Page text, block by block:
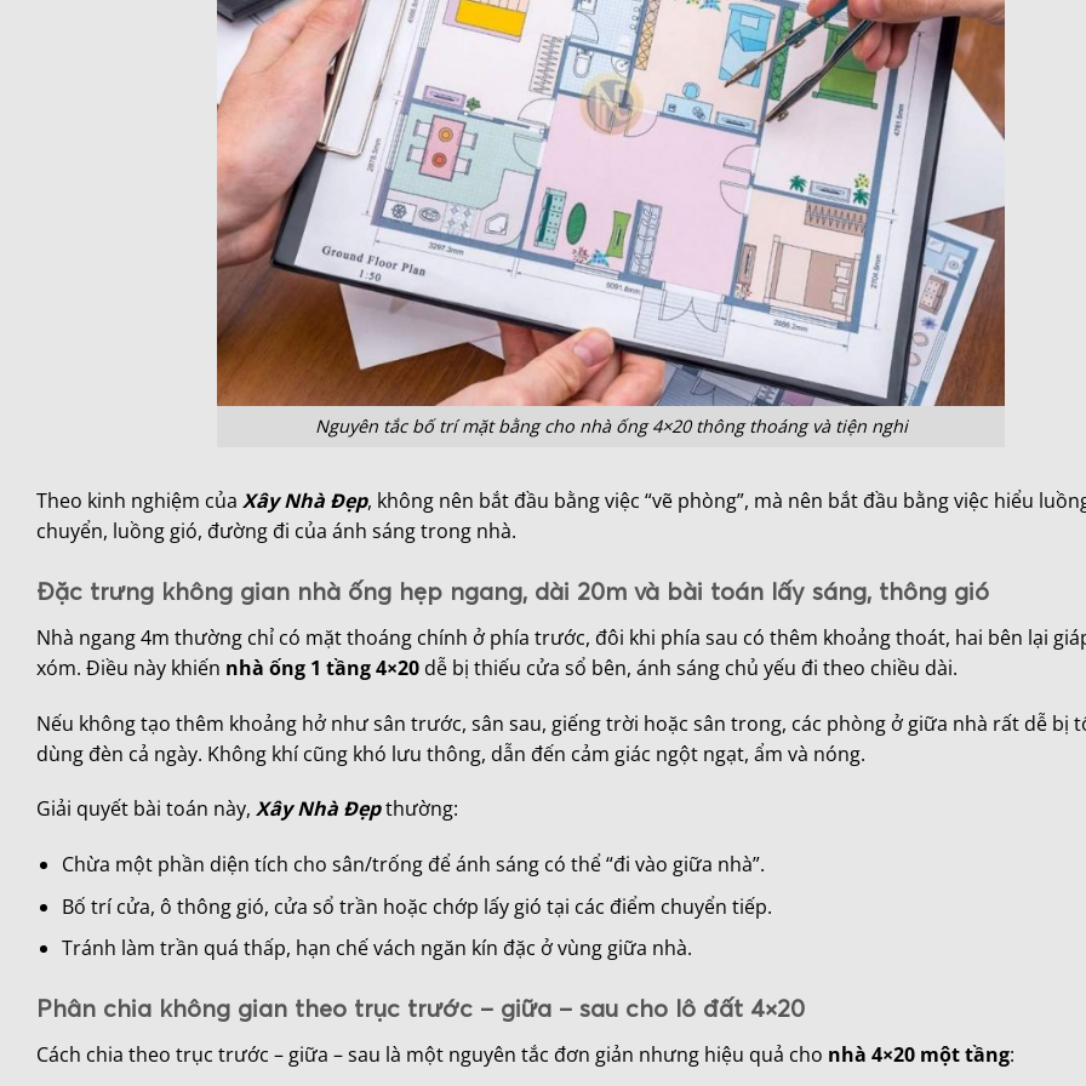
Nguyên tắc bố trí mặt bằng cho nhà ống 4×20 thông thoáng và tiện nghi
Theo kinh nghiệm của Xây Nhà Đẹp, không nên bắt đầu bằng việc “vẽ phòng”, mà nên bắt đầu bằng việc hiểu
chuyển, luồng gió, đường đi của ánh sáng trong nhà.
Đặc trưng không gian nhà ống hẹp ngang, dài 20m và bài toán lấy sáng, thông gió
Nhà ngang 4m thường chỉ có mặt thoáng chính ở phía trước, đôi khi phía sau có thêm khoảng thoát, hai bên lại
xóm. Điều này khiến nhà ống 1 tầng 4×20 dễ bị thiếu cửa sổ bên, ánh sáng chủ yếu đi theo chiều dài.
Nếu không tạo thêm khoảng hở như sân trước, sân sau, giếng trời hoặc sân trong, các phòng ở giữa nhà rất dễ bị
dùng đèn cả ngày. Không khí cũng khó lưu thông, dẫn đến cảm giác ngột ngạt, ẩm và nóng.
Giải quyết bài toán này, Xây Nhà Đẹpthường:
Chừa một phần diện tích cho sân/trống để ánh sáng có thể “đi vào giữa nhà”.
Bố trí cửa, ô thông gió, cửa sổ trần hoặc chớp lấy gió tại các điểm chuyển tiếp.
Tránh làm trần quá thấp, hạn chế vách ngăn kín đặc ở vùng giữa nhà.
Phân chia không gian theo trục trước – giữa – sau cho lô đất 4×20
Cách chia theo trục trước – giữa – sau là một nguyên tắc đơn giản nhưng hiệu quả cho nhà 4×20 một tầng: